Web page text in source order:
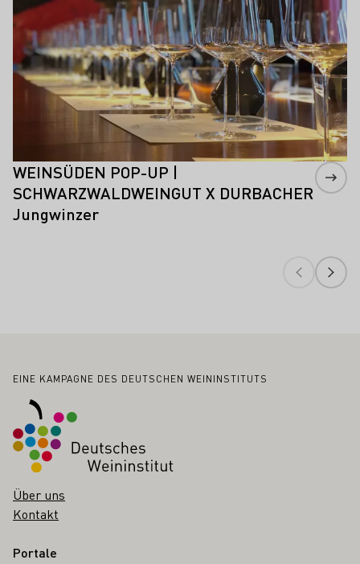
WEINSÜDEN POP-UP |
SCHWARZWALDWEINGUT X DURBACHER
Jungwinzer
Fußbereich
EINE KAMPAGNE DES DEUTSCHEN WEININSTITUTS
Über uns
Kontakt
Portale